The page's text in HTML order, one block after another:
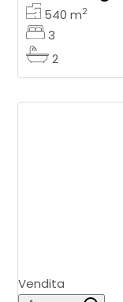
540 m2
3
2
Vendita